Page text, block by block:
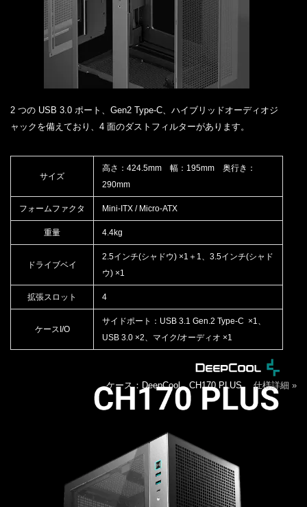
2 つの USB 3.0 ポート、Gen2 Type-C、ハイブリッドオーディオジ
ャックを備えており、4 面のダストフィルターがあります。
サイズ
高さ：424.5mm 幅：195mm 奥行き：
290mm
フォームファクタ Mini-ITX / Micro-ATX
重量 4.4kg
ドライブベイ
2.5インチ(シャドウ) ×1＋1、3.5インチ(シャド
ウ) ×1
拡張スロット 4
ケースI/O
サイドポート：USB 3.1 Gen.2 Type-C ×1、
USB 3.0 ×2、マイク/オーディオ ×1
ケース：DeepCool CH170 PLUS仕様詳細 »